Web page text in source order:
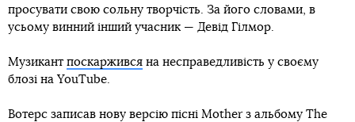
просувати свою сольну творчість. За його словами, в
усьому винний інший учасник — Девід Гілмор.
Музикант поскаржився на несправедливість у своєму
блозі на YouTube.
Вотерс записав нову версію пісні Mother з альбому The